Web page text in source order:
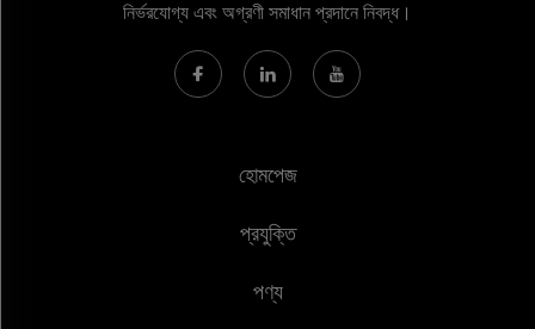
নির্ভরযোগ্য এবং অগ্রণী সমাধান প্রদানে নিবদ্ধ।
হোমপেজ
প্রযুক্তি
পণ্য